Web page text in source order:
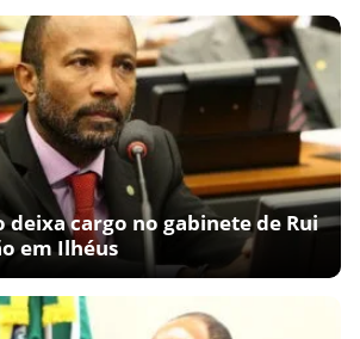
deixa cargo no gabinete de Rui
em Ilhéus